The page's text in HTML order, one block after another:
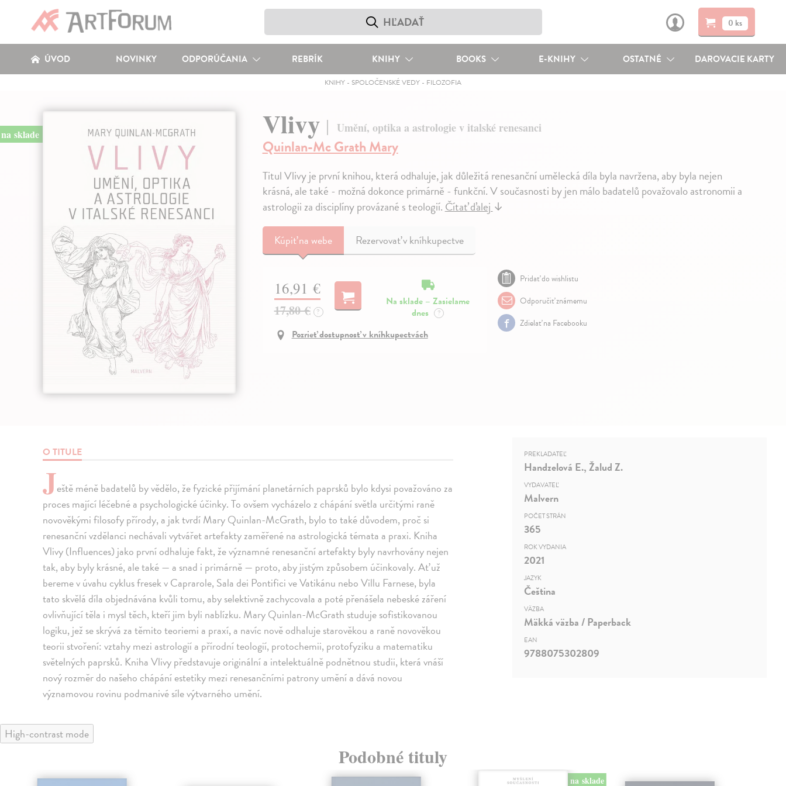
0 ks
ÚVOD NOVINKY ODPORÚČANIA REBRÍK KNIHY BOOKS E-KNIHY OSTATNÉ DAROVACIE KARTY
KNIHY- SPOLOČENSKÉ VEDY- FILOZOFIA
na sklade Vlivy Umění, optika a astrologie v italské renesanci
Quinlan-Mc Grath Mary
Titul Vlivy je první knihou, která odhaluje, jak důležitá renesanční umělecká díla byla navržena, aby byla nejen
krásná, ale také - možná dokonce primárně - funkční. V současnosti by jen málo badatelů považovalo astronomii a
astrologii za disciplíny provázané s teologií.Čítať ďalej↓
Kúpiťna webe Rezervovať v kníhkupectve
16,91 €
17,80 € ?
Na sklade – Zasielame
dnes
?
Pozrieť dostupnosť v kníhkupectvách
Pridať do wishlistu
Odporučiť známemu
Zdielať na Facebooku
O TITULE
Ještě méně badatelů by vědělo, že fyzické přijímání planetárních paprsků bylo kdysi považováno za
proces mající léčebné a psychologické účinky. To ovšem vycházelo z chápání světla určitými raně
novověkými filosofy přírody, a jak tvrdí Mary Quinlan-McGrath, bylo to také důvodem, proč si
renesanční vzdělanci nechávali vytvářet artefakty zaměřené na astrologická témata a praxi. Kniha
Vlivy (Influences) jako první odhaluje fakt, že významné renesanční artefakty byly navrhovány nejen
tak, aby byly krásné, ale také — a snad i primárně — proto, aby jistým způsobem účinkovaly. Ať už
bereme v úvahu cyklus fresek v Caprarole, Sala dei Pontifici ve Vatikánu nebo Villu Farnese, byla
tato skvělá díla objednávána kvůli tomu, aby selektivně zachycovala a poté přenášela nebeské záření
ovlivňující těla i mysl těch, kteří jim byli nablízku. Mary Quinlan-McGrath studuje sofistikovanou
logiku, jež se skrývá za těmito teoriemi a praxí, a navíc nově odhaluje starověkou a raně novověkou
teorii stvoření: vztahy mezi astrologií a přírodní teologií, protochemii, protofyziku a matematiku
světelných paprsků. Kniha Vlivy představuje originální a intelektuálně podnětnou studii, která vnáší
nový rozměr do našeho chápání estetiky mezi renesančními patrony umění a dává novou
významovou rovinu podmanivé síle výtvarného umění.
PREKLADATEĽ
Handzelová E., Žalud Z.
VYDAVATEĽ
Malvern
POČET STRÁN
365
ROK VYDANIA
2021
JAZYK
Čeština
VÄZBA
Mäkká väzba / Paperback
EAN
9788075302809
High-contrast mode
Podobné tituly
na sklade